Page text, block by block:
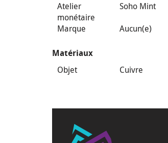
Atelier
monétaire
Soho Mint
Marque
Aucun(e)
Matériaux
Objet Cuivre